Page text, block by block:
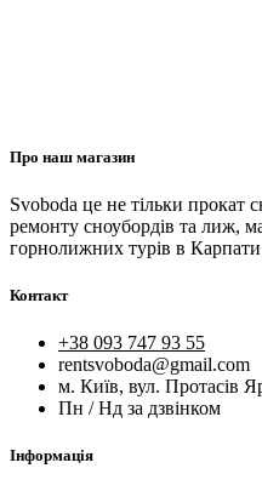
Про наш магазин
Svoboda це не тільки прокат
ремонту сноубордів та лиж,
горнолижних турів в
Контакт
+38 093 747 93 55
rentsvoboda@gmail.com
м. Київ, вул. Протасів
Пн / Нд за дзвінком
Інформація